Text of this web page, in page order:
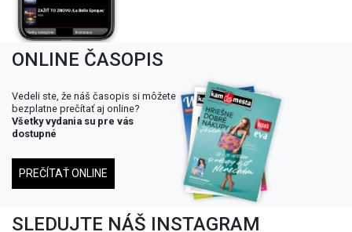
ONLINE ČASOPIS
Vedeli ste, že náš časopis si môžete
bezplatne prečítať aj online?
Všetky vydania su pre vás
dostupné
PREČÍTAŤ ONLINE
SLEDUJTE NÁŠ INSTAGRAM